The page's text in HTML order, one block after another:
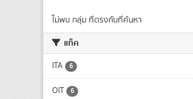
ไม่พบ กลุ่ม ที่ตรงกับที่ค้นหา
แท็ค
ITA 6
OIT 6